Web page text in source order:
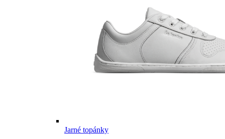
Jarné topánky